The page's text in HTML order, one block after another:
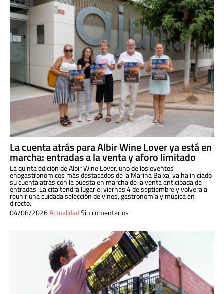
La cuenta atrás para Albir Wine Lover ya está en
marcha: entradas a la venta y aforo limitado
La quinta edición de Albir Wine Lover, uno de los eventos
enogastronómicos más destacados de la Marina Baixa, ya ha iniciado
su cuenta atrás con la puesta en marcha de la venta anticipada de
entradas. La cita tendrá lugar el viernes 4 de septiembre y volverá a
reunir una cuidada selección de vinos, gastronomía y música en
directo.
04/08/2026ActualidadSin comentarios